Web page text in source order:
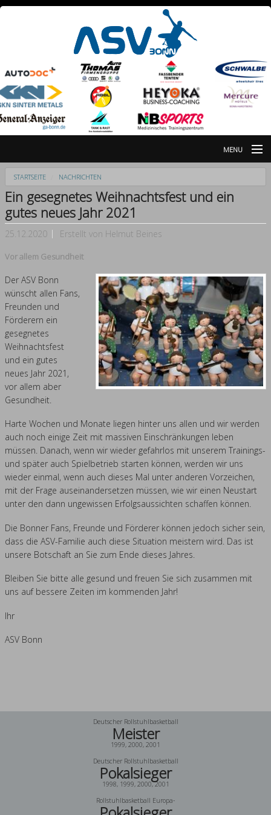
MENU
Nachrichten
Galerie
Partner
Breitensportabteilung
Verein
STARTSEITE NACHRICHTEN
Ein gesegnetes Weihnachtsfest und ein
gutes neues Jahr 2021
25.12.2020 Erstellt von Helmut Beines
Vor allem Gesundheit
Der ASV Bonn
wünscht allen Fans,
Freunden und
Förderern ein
gesegnetes
Weihnachtsfest
und ein gutes
neues Jahr 2021,
vor allem aber
Gesundheit.
Harte Wochen und Monate liegen hinter uns allen und wir werden
auch noch einige Zeit mit massiven Einschränkungen leben
müssen. Danach, wenn wir wieder gefahrlos mit unserem Trainings-
und später auch Spielbetrieb starten können, werden wir uns
wieder einmal, wenn auch dieses Mal unter anderen Vorzeichen,
mit der Frage auseinandersetzen müssen, wie wir einen Neustart
unter den dann ungewissen Erfolgsaussichten schaffen können.
Die Bonner Fans, Freunde und Förderer können jedoch sicher sein,
dass die ASV-Familie auch diese Situation meistern wird. Das ist
unsere Botschaft an Sie zum Ende dieses Jahres.
Bleiben Sie bitte alle gesund und freuen Sie sich zusammen mit
uns auf bessere Zeiten im kommenden Jahr!
Ihr
ASV Bonn
Deutscher Rollstuhlbasketball
Meister
1999, 2000, 2001
Deutscher Rollstuhlbasketball
Pokalsieger
1998, 1999, 2000, 2001
Rollstuhlbasketball Europa-